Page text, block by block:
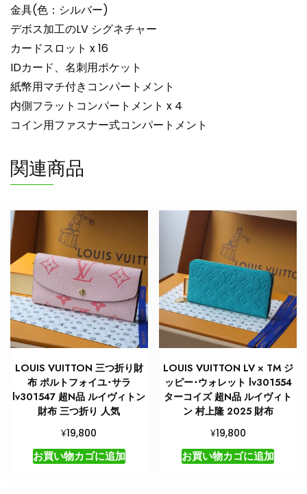
金具(色：シルバー)
デボス加工のLV シグネチャー
カードスロット x 16
IDカード、名刺用ポケット
紙幣用マチ付きコンパートメント
内側フラットコンパートメント x 4
コイン用ファスナー式コンパートメント
関連商品
LOUIS VUITTON 三つ折り財
布 ポルトフォイユ･サラ
lv301547 超N品 ルイヴィトン
財布 三つ折り 人気
¥19,800
お買い物カゴに追加
LOUIS VUITTON LV × TM ジ
ッピー･ウォレット lv301554
ターコイズ 超N品 ルイヴィト
ン 村上隆 2025 財布
¥19,800
お買い物カゴに追加